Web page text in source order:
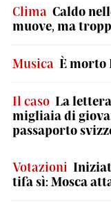
Clima Caldo
muove, ma
Musica È morto
Il caso La lettera
migliaia di
passaporto
Votazioni
tifa sì: Mosca